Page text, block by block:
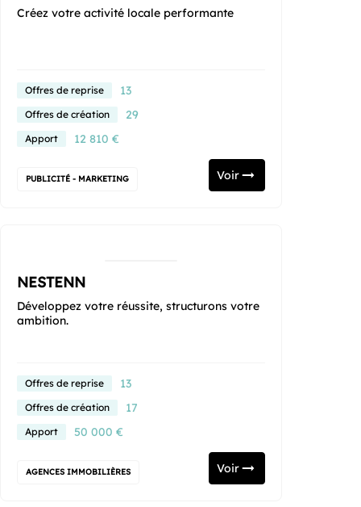
Créez votre activité locale performante
Offres de reprise 13
Offres de création 29
Apport 12 810 €
PUBLICITÉ - MARKETING Voir
NESTENN
Développez votre réussite, structurons votre
ambition.
Offres de reprise 13
Offres de création 17
Apport 50 000 €
AGENCES IMMOBILIÈRES Voir